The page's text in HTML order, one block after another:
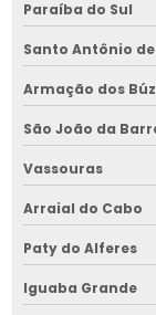
Empresa de
Empresa de
Empresa de
Empresa de
Empresa
Empresa
Empresa
Paraíba do Sul
Santo Antônio
Armação dos
São João da
Vassouras
Arraial do Cabo
Paty do Alferes
Iguaba Grande